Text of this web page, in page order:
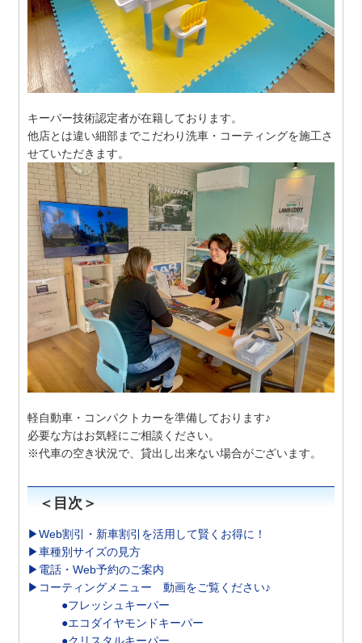
キーパー技術認定者が在籍しております。
他店とは違い細部までこだわり洗車・コーティングを施工さ
せていただきます。
軽自動車・コンパクトカーを準備しております♪
必要な方はお気軽にご相談ください。
※代車の空き状況で、貸出し出来ない場合がございます。
＜目次＞
▶Web割引・新車割引を活用して賢くお得に！
▶車種別サイズの見方
▶電話・Web予約のご案内
▶コーティングメニュー 動画をご覧ください♪
●フレッシュキーパー
●エコダイヤモンドキーパー
●クリスタルキーパー